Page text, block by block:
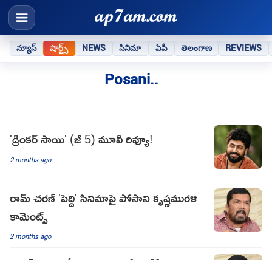
న్యూస్ షార్ట్స్ NEWS సినిమా ఏపీ తెలంగాణ REVIEWS
Posani..
'డ్రింకర్ సాయి' (జీ 5) మూవీ రివ్యూ!
2 months ago
రామ్ చరణ్ 'పెద్ది' సినిమాపై పోసాని కృష్ణమురళి
కామెంట్స్
2 months ago